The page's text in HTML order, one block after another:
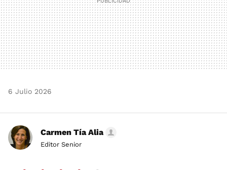
6 Julio 2026
Carmen Tía Alia
Editor Senior